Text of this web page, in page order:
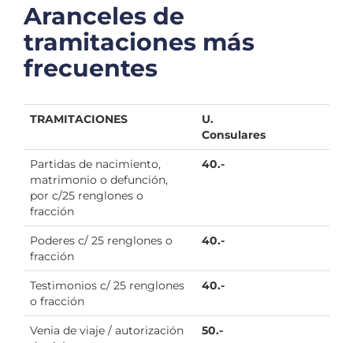
Aranceles de
tramitaciones más
frecuentes
TRAMITACIONES
U.
Consulares
Partidas de nacimiento,
matrimonio o defunción,
por c/25 renglones o
fracción
40.-
Poderes c/ 25 renglones o
fracción
40.-
Testimonios c/ 25 renglones
o fracción
40.-
Venia de viaje / autorización
50.-